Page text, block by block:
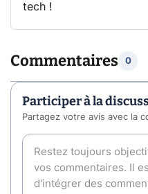
tech !
Commentaires 0
Participer à la
Partagez votre avis avec la